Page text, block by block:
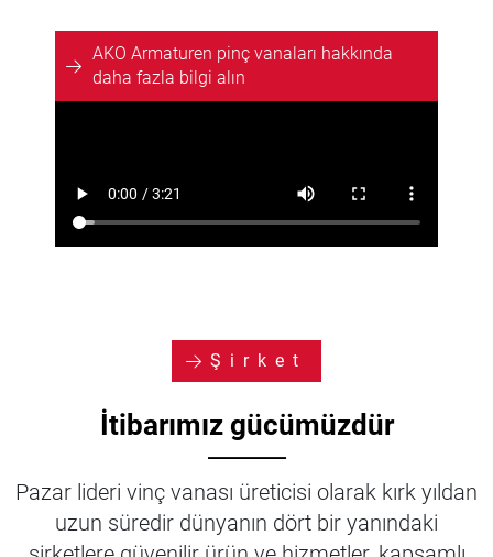
AKO Armaturen pinç vanaları hakkında
daha fazla bilgi alın
Şirket
İtibarımız gücümüzdür
⸻
Pazar lideri vinç vanası üreticisi olarak kırk yıldan
uzun süredir dünyanın dört bir yanındaki